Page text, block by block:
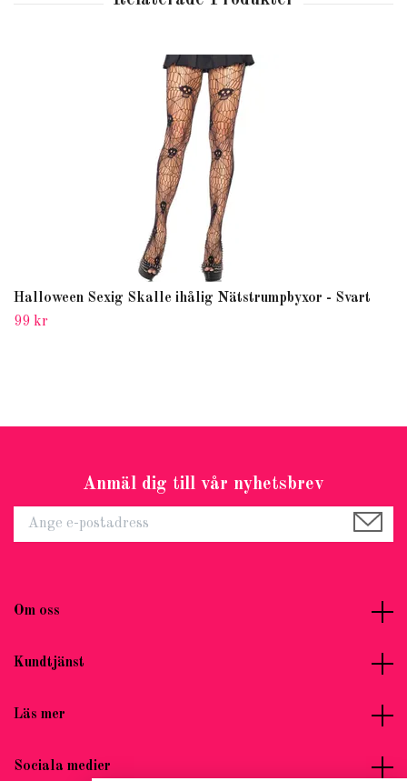
Halloween Sexig Skalle ihålig Nätstrumpbyxor - Svart
99 kr
Anmäl dig till vår nyhetsbrev
Om oss
Kundtjänst
Läs mer
Sociala medier